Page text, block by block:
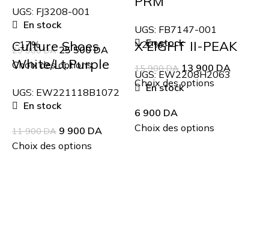
UGS: FJ3208-001
En stock
29 900DA 25 500DA
Choix des options
UGS: FB7147-001
En stock
15 900DA 13 900 DA
Choix des options
-17%
Culture Shoes
White/Lt.Purple
UGS: EW221118B1072
En stock
11 900DA 9 900 DA
Choix des options
-22%
X LIGHT II-PEAK
UGS:EW2208H2063
En stock
6 900 DA
Choix des options